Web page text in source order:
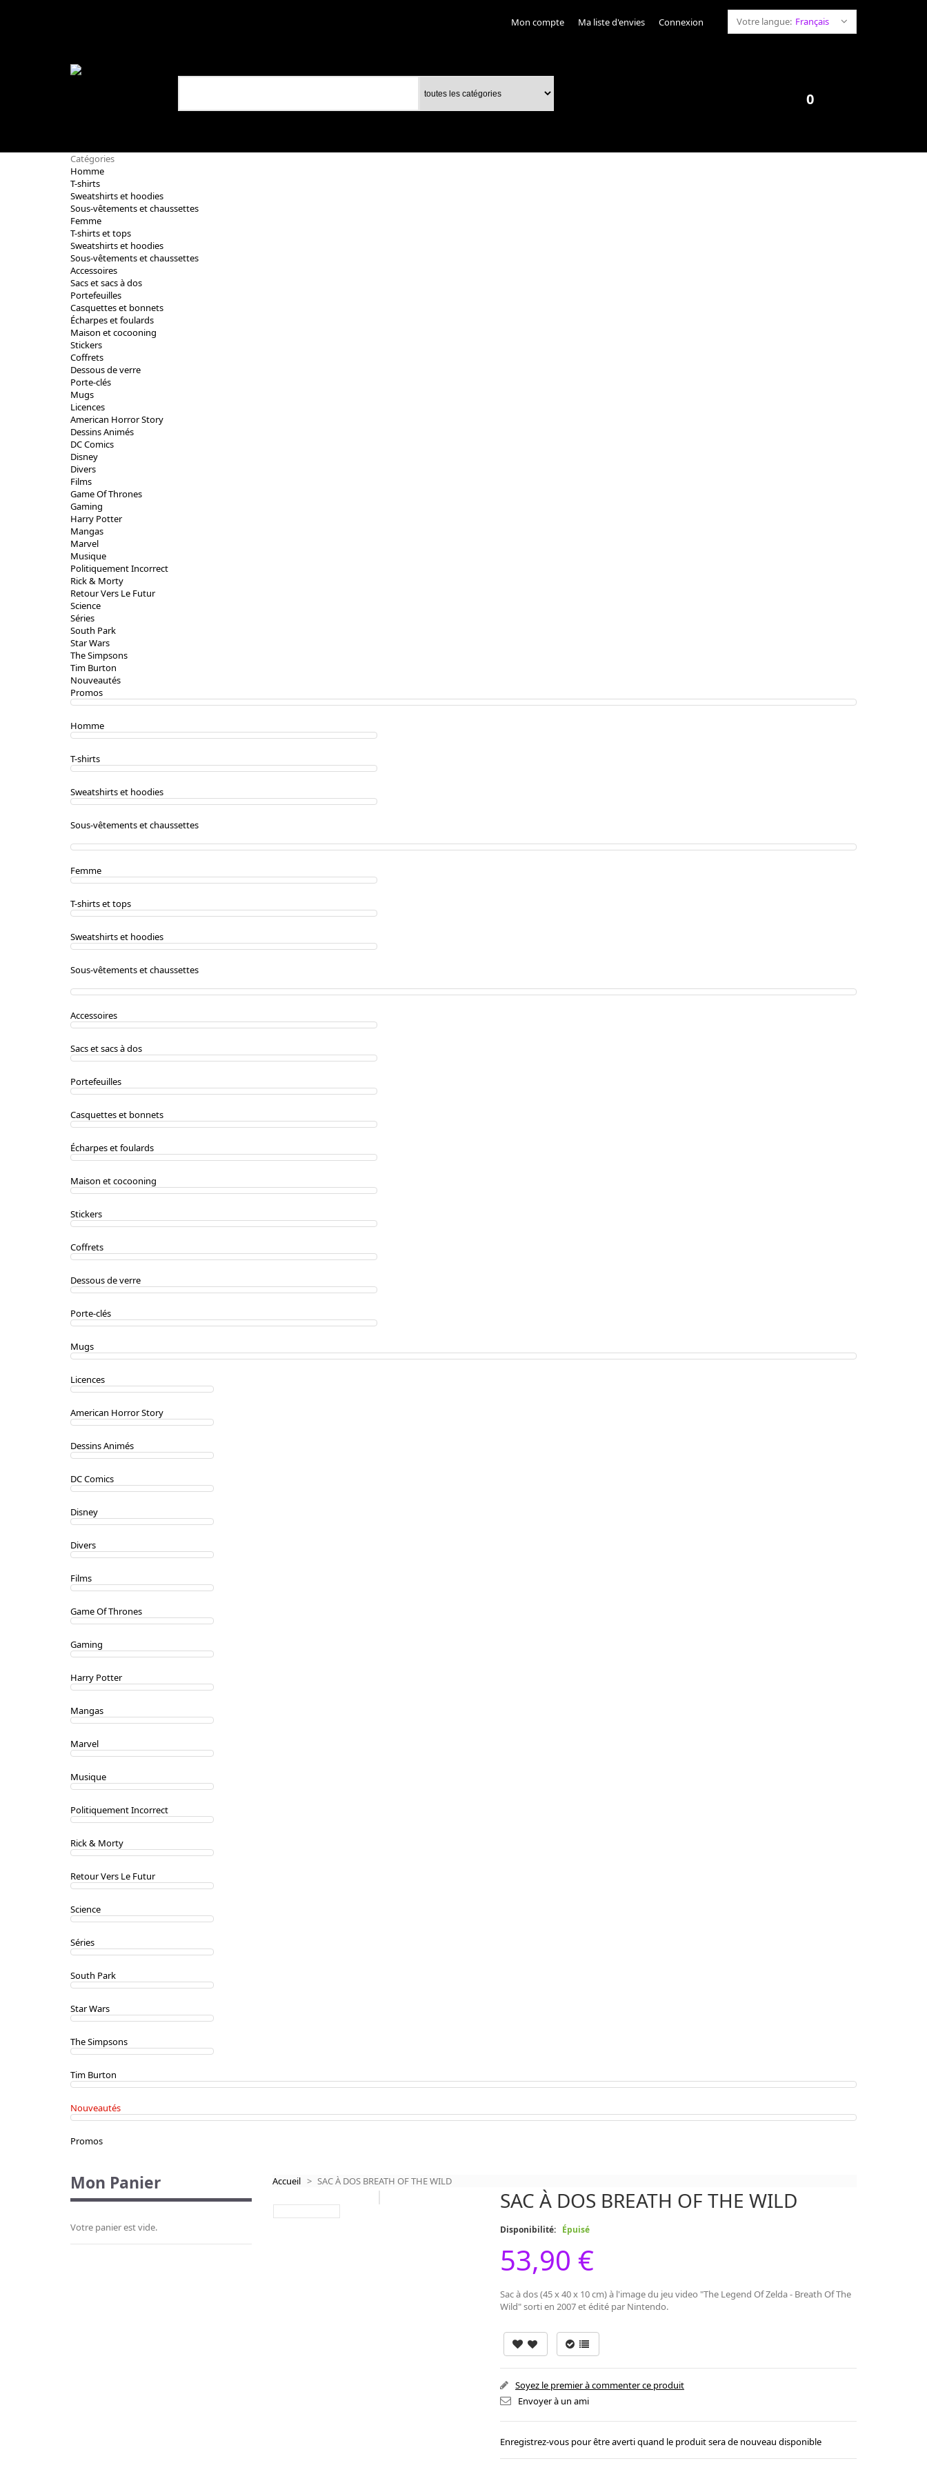
Votre langue: Français
Mon compte Ma liste d'envies Connexion
0
Catégories
Homme
T-shirts
Sweatshirts et hoodies
Sous-vêtements et chaussettes
Femme
T-shirts et tops
Sweatshirts et hoodies
Sous-vêtements et chaussettes
Accessoires
Sacs et sacs à dos
Portefeuilles
Casquettes et bonnets
Écharpes et foulards
Maison et cocooning
Stickers
Coffrets
Dessous de verre
Porte-clés
Mugs
Licences
American Horror Story
Dessins Animés
DC Comics
Disney
Divers
Films
Game Of Thrones
Gaming
Harry Potter
Mangas
Marvel
Musique
Politiquement Incorrect
Rick & Morty
Retour Vers Le Futur
Science
Séries
South Park
Star Wars
The Simpsons
Tim Burton
Nouveautés
Promos
Homme
T-shirts
Sweatshirts et hoodies
Sous-vêtements et chaussettes
Femme
T-shirts et tops
Sweatshirts et hoodies
Sous-vêtements et chaussettes
Accessoires
Sacs et sacs à dos
Portefeuilles
Casquettes et bonnets
Écharpes et foulards
Maison et cocooning
Stickers
Coffrets
Dessous de verre
Porte-clés
Mugs
Licences
American Horror Story
Dessins Animés
DC Comics
Disney
Divers
Films
Game Of Thrones
Gaming
Harry Potter
Mangas
Marvel
Musique
Politiquement Incorrect
Rick & Morty
Retour Vers Le Futur
Science
Séries
South Park
Star Wars
The Simpsons
Tim Burton
Nouveautés
Promos
Accueil > SAC À DOS BREATH OF THE WILD
SAC À DOS BREATH OF THE WILD
Disponibilité: Épuisé
53,90 €
Sac à dos (45 x 40 x 10 cm) à l'image du jeu video "The Legend Of Zelda - Breath Of The
Wild" sorti en 2007 et édité par Nintendo.
Soyez le premier à commenter ce produit
Envoyer à un ami
Enregistrez-vous pour être averti quand le produit sera de nouveau disponible
Mon Panier
Votre panier est vide.